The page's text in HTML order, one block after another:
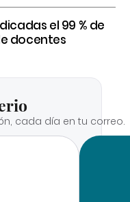
el 99 % de
docentes
cada día en tu correo.